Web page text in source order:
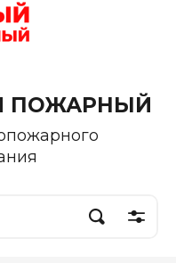
ПОЖАРНЫЙ